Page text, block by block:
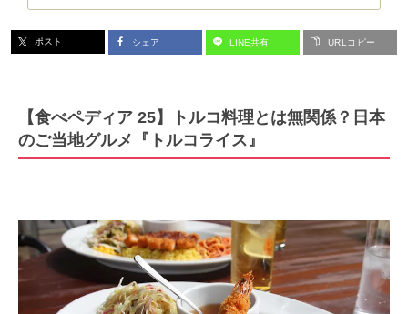
ポスト シェア LINE共有 URLコピー
【食べペディア 25】トルコ料理とは無関係？日本
のご当地グルメ『トルコライス』